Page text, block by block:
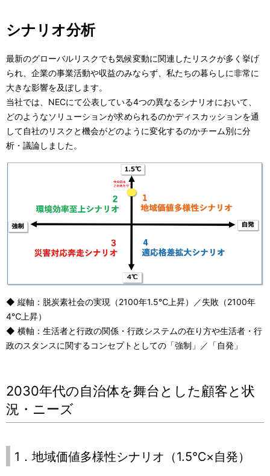
シナリオ分析
最新のグローバルリスクでも気候変動に関連したリスクが多く挙げ
られ、企業の事業活動や収益のみならず、私たちの暮らしに非常に
大きな影響を及ぼします。
当社では、NECにて公表している4つの異なるシナリオにおいて、
どのようなソリューションが求められるのかディスカッションを通
して自社のリスクと機会がどのように変化するのかチーム別に分
析・議論しました。
◆ 縦軸：脱炭素社会の実現（2100年1.5℃上昇）／失敗（2100年
4℃上昇）
◆ 横軸：生活者と行政の関係・行政システムの在り方や生活者・行
政のスタンスに関するコンセプトとしての「強制」／「自発」
2030年代の自治体を舞台とした顧客と状
況・ニーズ
1．地域価値多様性シナリオ（1.5℃×自発）